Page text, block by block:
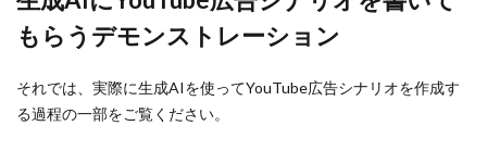
もらうデモンストレーション
それでは、実際に生成AIを使ってYouTube広告シナリオを作成す
る過程の一部をご覧ください。